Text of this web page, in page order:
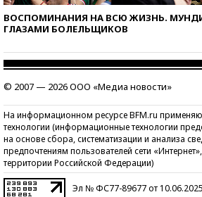
ВОСПОМИНАНИЯ НА ВСЮ ЖИЗНЬ.
ГЛАЗАМИ БОЛЕЛЬЩИКОВ
© 2007 — 2026 ООО «Медиа новости»
На информационном ресурсе BFM.ru
технологии (информационные технологии
на основе сбора, систематизации и анализа
предпочтениям пользователей сети
территории Российской Федерации)
Эл № ФС77-89677 от